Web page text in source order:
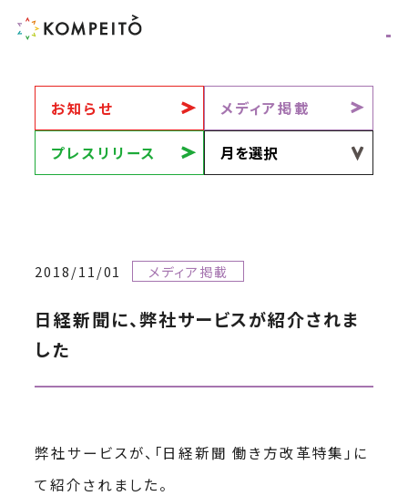
お知らせ メディア掲載
プレスリリース
2018/11/01 メディア掲載
日経新聞に、弊社サービスが紹介されま
した
弊社サービスが、「日経新聞 働き方改革特集」に
て紹介されました。